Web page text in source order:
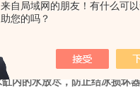
来自局域网的朋友！有什么可
助您的吗？
台上，环境中应尽量减小空气
机械震动、腐蚀性气体、污
良好的接地端。
内的水放尽，防止结冰损坏器